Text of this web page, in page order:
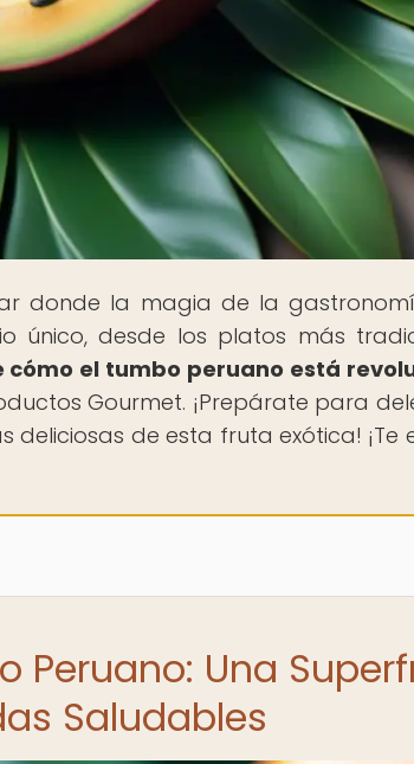
donde la magia de la
único, desde los platos más
cómo el tumbo peruano está
Gourmet. ¡Prepárate para
deliciosas de esta fruta exótica! ¡Te
Peruano: Una
Saludables